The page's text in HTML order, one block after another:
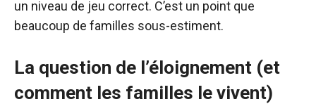
un niveau de jeu correct. C’est un point que
beaucoup de familles sous-estiment.
La question de l’éloignement (et
comment les familles le vivent)